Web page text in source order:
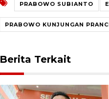
PRABOWO SUBIANTO
PRABOWO KUNJUNGAN
Berita Terkait